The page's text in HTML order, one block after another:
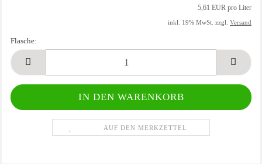
5,61 EUR pro Liter
inkl. 19% MwSt. zzgl. Versand
Flasche:
Flasche
AUF DEN MERKZETTEL